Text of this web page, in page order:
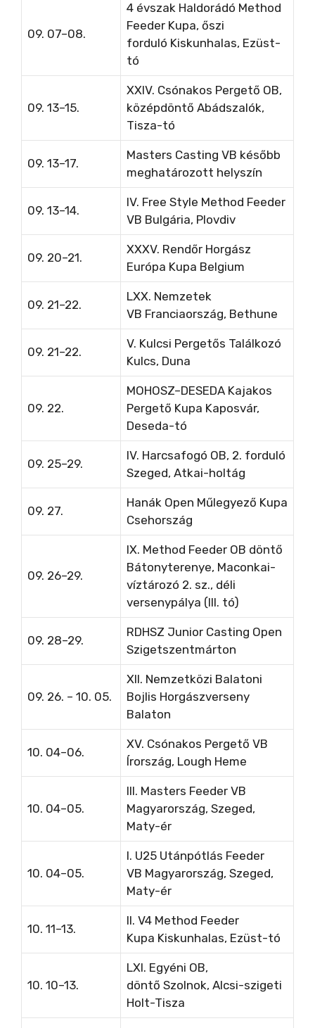
09. 07–08.
4 évszak Haldorádó Method
Feeder Kupa, őszi
forduló Kiskunhalas, Ezüst-
tó
09. 13–15.
XXIV. Csónakos Pergető OB,
középdöntő Abádszalók,
Tisza-tó
09. 13–17.
Masters Casting VB később
meghatározott helyszín
09. 13–14.
IV. Free Style Method Feeder
VB Bulgária, Plovdiv
09. 20–21.
XXXV. Rendőr Horgász
Európa Kupa Belgium
09. 21–22.
LXX. Nemzetek
VB Franciaország, Bethune
09. 21–22.
V. Kulcsi Pergetős Találkozó
Kulcs, Duna
09. 22.
MOHOSZ–DESEDA Kajakos
Pergető Kupa Kaposvár,
Deseda-tó
09. 25–29.
IV. Harcsafogó OB, 2. forduló
Szeged, Atkai-holtág
09. 27.
Hanák Open Műlegyező Kupa
Csehország
09. 26–29.
IX. Method Feeder OB döntő
Bátonyterenye, Maconkai-
víztározó 2. sz., déli
versenypálya (III. tó)
09. 28–29.
RDHSZ Junior Casting Open
Szigetszentmárton
09. 26. – 10. 05.
XII. Nemzetközi Balatoni
Bojlis Horgászverseny
Balaton
10. 04–06.
XV. Csónakos Pergető VB
Írország, Lough Heme
10. 04–05.
III. Masters Feeder VB
Magyarország, Szeged,
Maty-ér
10. 04–05.
I. U25 Utánpótlás Feeder
VB Magyarország, Szeged,
Maty-ér
10. 11–13.
II. V4 Method Feeder
Kupa Kiskunhalas, Ezüst-tó
10. 10–13.
LXI. Egyéni OB,
döntő Szolnok, Alcsi-szigeti
Holt-Tisza